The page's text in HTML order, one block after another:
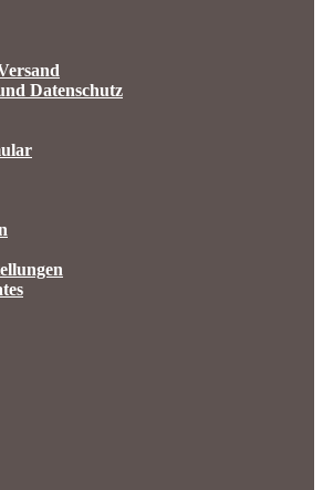
Datenschutz